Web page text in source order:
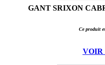
GANT SRIXON
Ce produit
VOIR